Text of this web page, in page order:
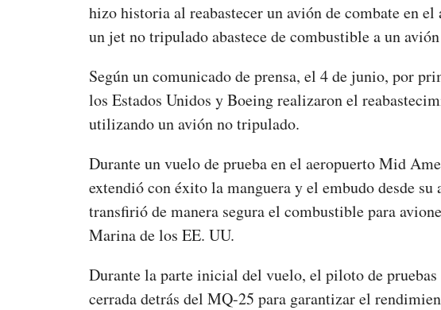
hizo historia al reabastecer un avión de combate en
un jet no tripulado abastece de combustible a un
Según un comunicado de prensa, el 4 de junio, por
los Estados Unidos y Boeing realizaron el
utilizando un avión no tripulado.
Durante un vuelo de prueba en el aeropuerto Mid
extendió con éxito la manguera y el embudo desde
transfirió de manera segura el combustible para
Marina de los EE. UU.
Durante la parte inicial del vuelo, el piloto de
cerrada detrás del MQ-25 para garantizar el